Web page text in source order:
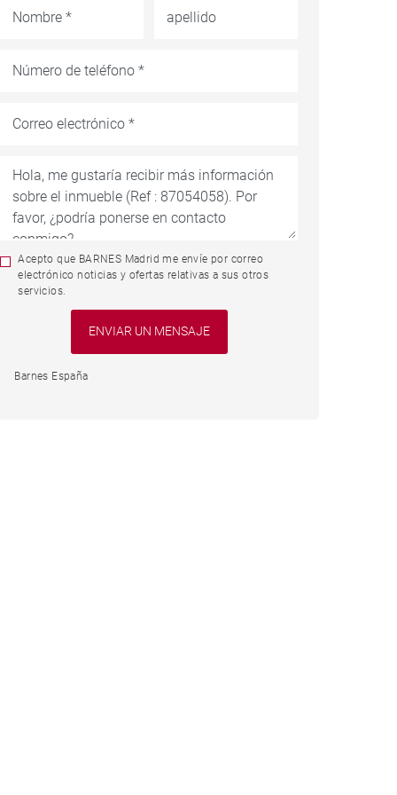
Acepto que BARNES Madrid me envíe por correo
electrónico noticias y ofertas relativas a sus otros
servicios.
Barnes España